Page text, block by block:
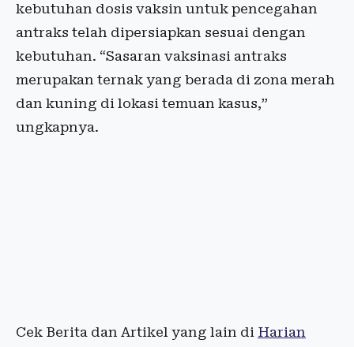
kebutuhan dosis vaksin untuk pencegahan
antraks telah dipersiapkan sesuai dengan
kebutuhan. “Sasaran vaksinasi antraks
merupakan ternak yang berada di zona merah
dan kuning di lokasi temuan kasus,”
ungkapnya.
Cek Berita dan Artikel yang lain di Harian